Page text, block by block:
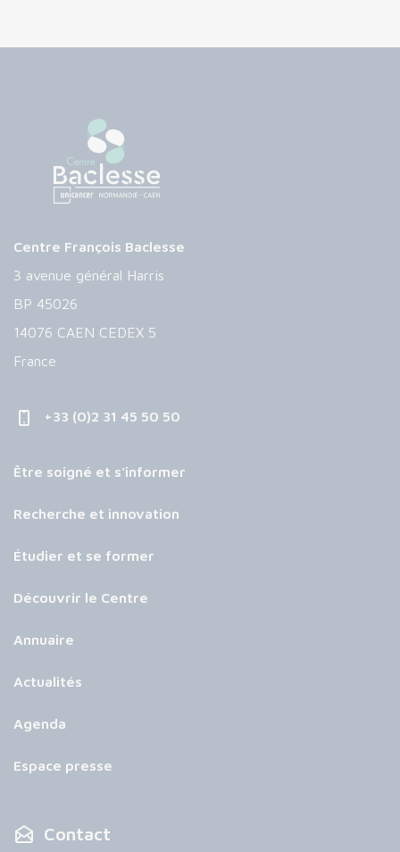
Centre François Baclesse
3 avenue général Harris
BP 45026
14076 CAEN CEDEX 5
France
+33 (0)2 31 45 50 50
Être soigné et s’informer
Recherche et innovation
Étudier et se former
Découvrir le Centre
Annuaire
Actualités
Agenda
Espace presse
Contact